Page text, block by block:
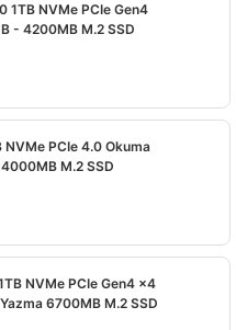
1TB NVMe PCIe Gen4
- 4200MB M.2 SSD
PCIe 4.0 Okuma
M.2 SSD
NVMe PCIe Gen4 x4
6700MB M.2 SSD